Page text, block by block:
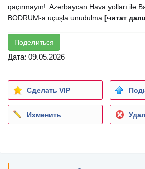
qaçırmayın!. Azərbaycan Hava yolları ilə
BODRUM-a uçuşla unudulma [читат
Поделиться
Дата: 09.05.2026
Сделать VIP
Изменить